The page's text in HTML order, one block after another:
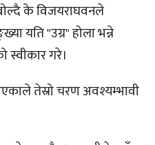
बोल्दै के विजयराघवनले
यति "उग्र" होला भन्ने
स्वीकार गरे।
तेस्रो चरण अवश्यम्भावी